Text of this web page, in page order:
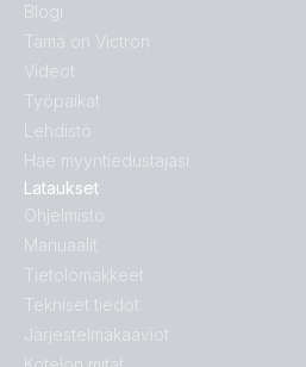
Lataukset
Ohjelmisto
Manuaalit
Tietolomakkeet
Tekniset tiedot
Järjestelmäkaaviot
Blogi
Tämä on Victron
Videot
Työpaikat
Lehdistö
Hae myyntiedustajasi